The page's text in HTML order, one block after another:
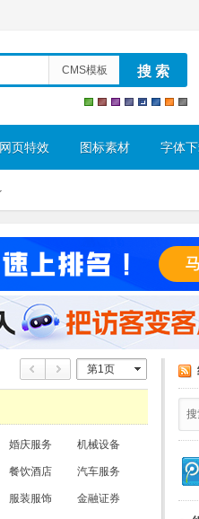
CMS模板
网页特效 图标素材 字体
第1页
婚庆服务 机械设备
餐饮酒店 汽车服务
服装服饰 金融证券